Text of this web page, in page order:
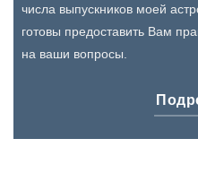
числа выпускников моей
готовы предоставить Вам
на ваши вопросы.